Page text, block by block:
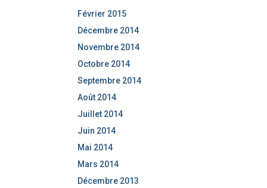
Février 2015
Décembre 2014
Novembre 2014
Octobre 2014
Septembre 2014
Août 2014
Juillet 2014
Juin 2014
Mai 2014
Mars 2014
Décembre 2013